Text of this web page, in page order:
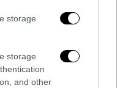
storage
storage
and other
επιβάτης
οι
επιτρέψουν την
το αεροπλάνο